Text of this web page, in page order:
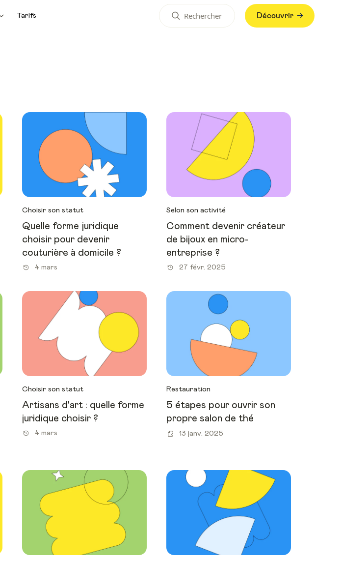
Tarifs Découvrir
Choisir son statut
Quelle forme juridique
choisir pour devenir
couturière à domicile ?
4 mars
Selon son activité
Comment devenir créateur
de bijoux en micro-
entreprise ?
27 févr. 2025
Choisir son statut
Artisans d'art : quelle forme
juridique choisir ?
4 mars
Restauration
5 étapes pour ouvrir son
propre salon de thé
13 janv. 2025